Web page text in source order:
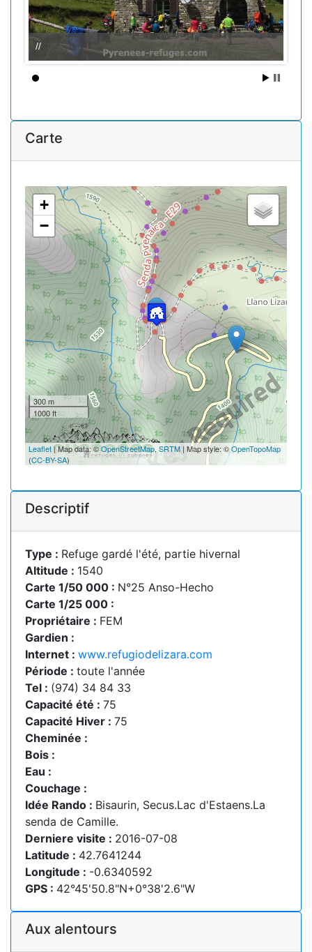
//
Carte
+
−
300 m
1000 ft
Leaflet| Map data: ©OpenStreetMap, SRTM | Map style: ©OpenTopoMap
(CC-BY-SA)
Descriptif
Type : Refuge gardé l'été, partie hivernal
Altitude : 1540
Carte 1/50 000 : N°25 Anso-Hecho
Carte 1/25 000 :
Propriétaire : FEM
Gardien :
Internet : www.refugiodelizara.com
Période : toute l'année
Tel : (974) 34 84 33
Capacité été : 75
Capacité Hiver : 75
Cheminée :
Bois :
Eau :
Couchage :
Idée Rando : Bisaurin, Secus.Lac d'Estaens.La
senda de Camille.
Derniere visite : 2016-07-08
Latitude : 42.7641244
Longitude : -0.6340592
GPS : 42°45'50.8"N+0°38'2.6"W
Aux alentours